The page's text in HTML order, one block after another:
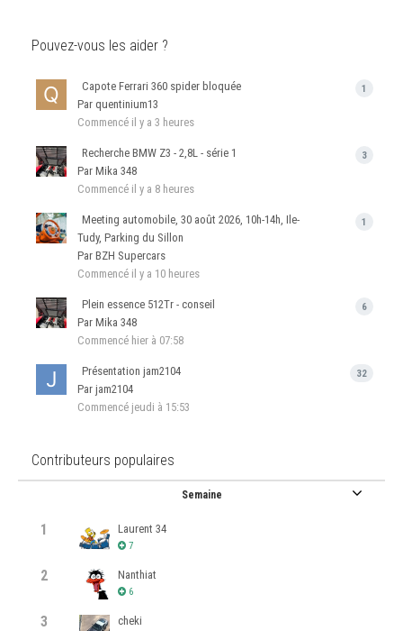
Pouvez-vous les aider ?
1
Capote Ferrari 360 spider bloquée
Par quentinium13
Commencé il y a 3 heures
3
Recherche BMW Z3 - 2,8L - série 1
Par Mika 348
Commencé il y a 8 heures
1
Meeting automobile, 30 août 2026, 10h-14h, Ile-
Tudy, Parking du Sillon
Par BZH Supercars
Commencé il y a 10 heures
6
Plein essence 512Tr - conseil
Par Mika 348
Commencé hier à 07:58
32
Présentation jam2104
Par jam2104
Commencé jeudi à 15:53
Contributeurs populaires
Semaine
1 Laurent 34
7
2 Nanthiat
6
3 cheki